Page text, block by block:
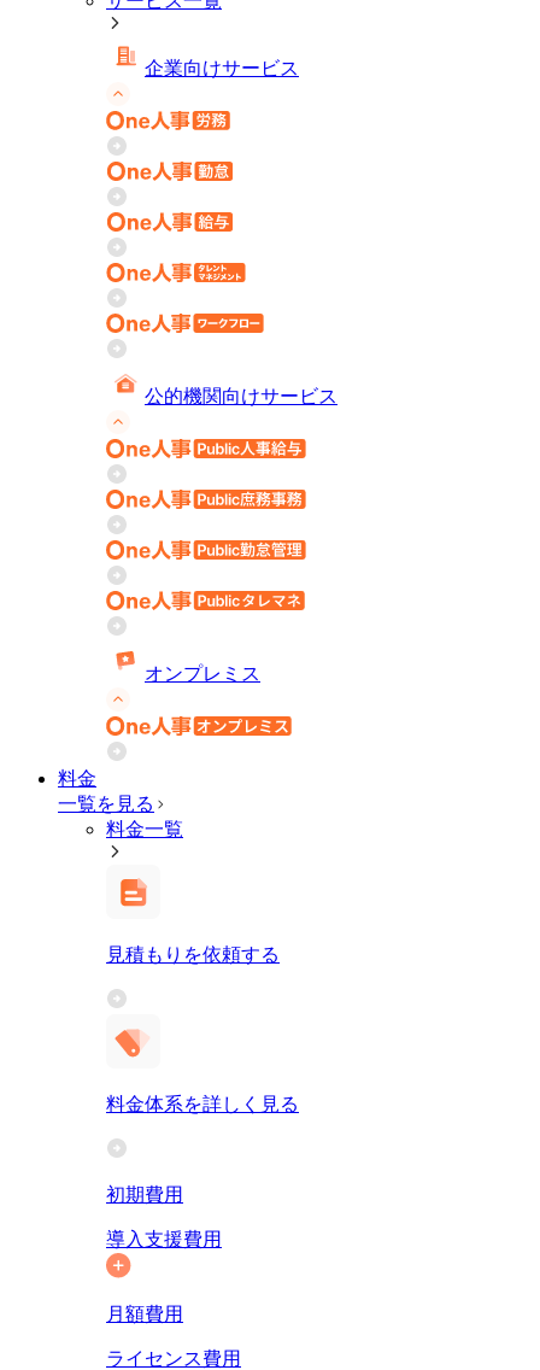
企業向けサービス
公的機関向けサービス
オンプレミス
料金
一覧を見る
料金一覧
見積もりを依頼する
料金体系を詳しく見る
初期費用
導入支援費用
月額費用
ライセンス費用